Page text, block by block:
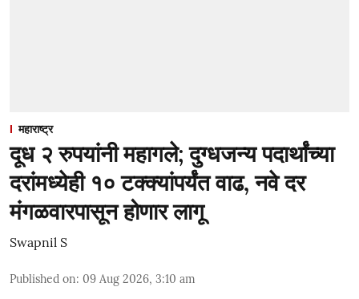
महाराष्ट्र
दूध २ रुपयांनी महागले; दुग्धजन्य पदार्थांच्या
दरांमध्येही १० टक्क्यांपर्यंत वाढ, नवे दर
मंगळवारपासून होणार लागू
Swapnil S
Published on: 09 Aug 2026, 3:10 am